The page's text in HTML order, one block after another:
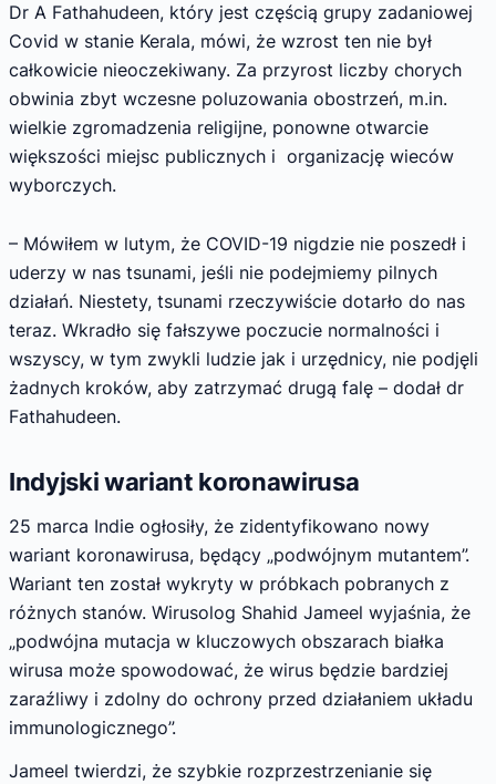
Dr A Fathahudeen, który jest częścią grupy zadaniowej
Covid w stanie Kerala, mówi, że wzrost ten nie był
całkowicie nieoczekiwany. Za przyrost liczby chorych
obwinia zbyt wczesne poluzowania obostrzeń, m.in.
wielkie zgromadzenia religijne, ponowne otwarcie
większości miejsc publicznych i organizację wieców
wyborczych.
– Mówiłem w lutym, że COVID-19 nigdzie nie poszedł i
uderzy w nas tsunami, jeśli nie podejmiemy pilnych
działań. Niestety, tsunami rzeczywiście dotarło do nas
teraz. Wkradło się fałszywe poczucie normalności i
wszyscy, w tym zwykli ludzie jak i urzędnicy, nie podjęli
żadnych kroków, aby zatrzymać drugą falę – dodał dr
Fathahudeen.
Indyjski wariant koronawirusa
25 marca Indie ogłosiły, że zidentyfikowano nowy
wariant koronawirusa, będący „podwójnym mutantem”.
Wariant ten został wykryty w próbkach pobranych z
różnych stanów. Wirusolog Shahid Jameel wyjaśnia, że
„podwójna mutacja w kluczowych obszarach białka
wirusa może spowodować, że wirus będzie bardziej
zaraźliwy i zdolny do ochrony przed działaniem układu
immunologicznego”.
Jameel twierdzi, że szybkie rozprzestrzenianie się